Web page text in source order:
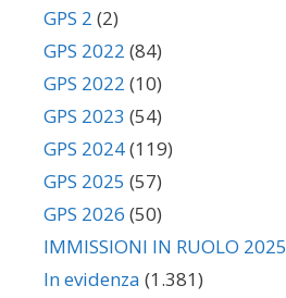
GPS 2 (2)
GPS 2022 (84)
GPS 2022 (10)
GPS 2023 (54)
GPS 2024(119)
GPS 2025 (57)
GPS 2026 (50)
IMMISSIONI IN RUOLO 2025
In evidenza (1.381)